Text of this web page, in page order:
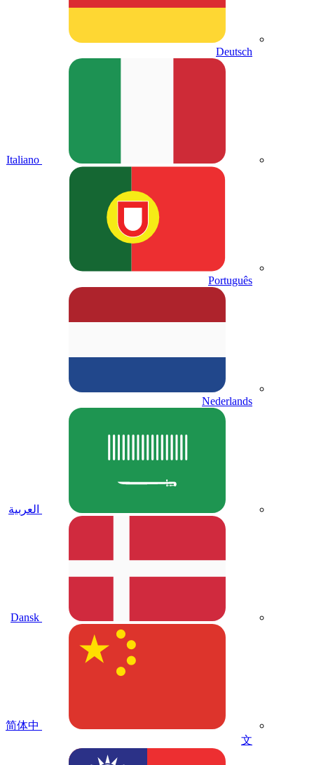
Deutsch
Italiano
Português
Nederlands
العربية
Dansk
简体中
文